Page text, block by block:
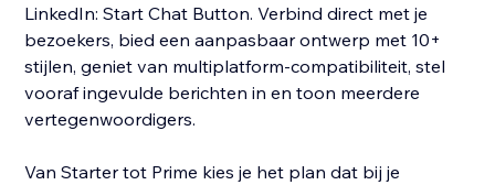
LinkedIn: Start Chat Button. Verbind direct met je
bezoekers, bied een aanpasbaar ontwerp met 10+
stijlen, geniet van multiplatform-compatibiliteit, stel
vooraf ingevulde berichten in en toon meerdere
vertegenwoordigers.
Van Starter tot Prime kies je het plan dat bij je